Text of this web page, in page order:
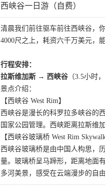
西峡谷一日游（自费）
清晨我们前往驱车前往西峡谷，
4000尺之上，耗资六千万美元，
行程安排：
拉斯维加斯 → 西峡谷 （3.5小时
景点介绍：
【西峡谷 West Rim】
西峡谷是漫长的科罗拉多峡谷的
国家公园管理。西峡距离拉斯维
【西峡谷玻璃桥 West Rim
西峡谷玻璃桥是由中国人构思，
量。玻璃桥呈马蹄形，距离地面
多河美景，感受在云端漫步的自